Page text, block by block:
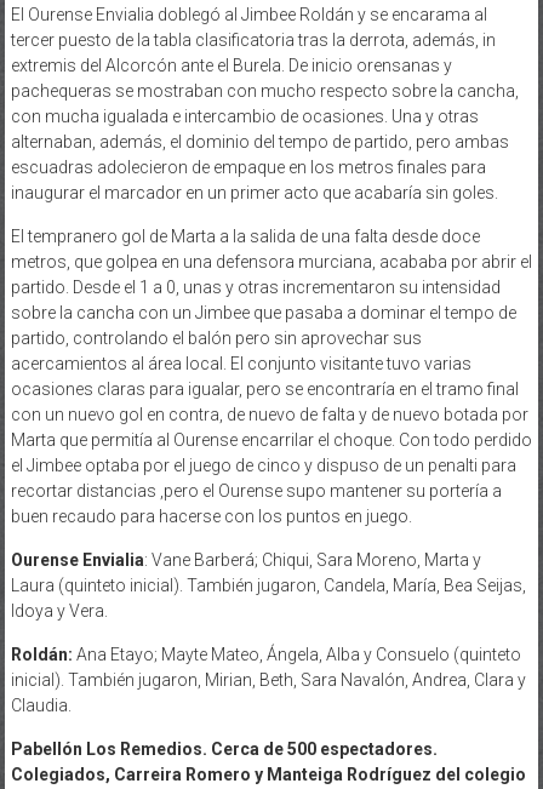
El Ourense Envialia doblegó al Jimbee Roldán y se encarama al
tercer puesto de la tabla clasificatoria tras la derrota, además, in
extremis del Alcorcón ante el Burela. De inicio orensanas y
pachequeras se mostraban con mucho respecto sobre la cancha,
con mucha igualada e intercambio de ocasiones. Una y otras
alternaban, además, el dominio del tempo de partido, pero ambas
escuadras adolecieron de empaque en los metros finales para
inaugurar el marcador en un primer acto que acabaría sin goles.
El tempranero gol de Marta a la salida de una falta desde doce
metros, que golpea en una defensora murciana, acababa por abrir el
partido. Desde el 1 a 0, unas y otras incrementaron su intensidad
sobre la cancha con un Jimbee que pasaba a dominar el tempo de
partido, controlando el balón pero sin aprovechar sus
acercamientos al área local. El conjunto visitante tuvo varias
ocasiones claras para igualar, pero se encontraría en el tramo final
con un nuevo gol en contra, de nuevo de falta y de nuevo botada por
Marta que permitía al Ourense encarrilar el choque. Con todo perdido
el Jimbee optaba por el juego de cinco y dispuso de un penalti para
recortar distancias ,pero el Ourense supo mantener su portería a
buen recaudo para hacerse con los puntos en juego.
Ourense Envialia: Vane Barberá; Chiqui, Sara Moreno, Marta y
Laura (quinteto inicial). También jugaron, Candela, María, Bea Seijas,
Idoya y Vera.
Roldán: Ana Etayo; Mayte Mateo, Ángela, Alba y Consuelo (quinteto
inicial). También jugaron, Mirian, Beth, Sara Navalón, Andrea, Clara y
Claudia.
Pabellón Los Remedios. Cerca de 500 espectadores.
Colegiados, Carreira Romero y Manteiga Rodríguez del colegio